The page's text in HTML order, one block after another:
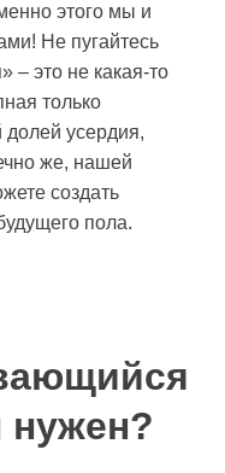
этого мы и
Не пугайтесь
это не какая-то
только
усердия,
же, нашей
создать
пола.
нужен?